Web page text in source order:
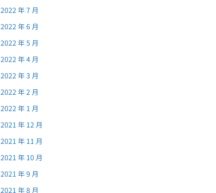
2022 年 7 月
2022 年 6 月
2022 年 5 月
2022 年 4 月
2022 年 3 月
2022 年 2 月
2022 年 1 月
2021 年 12 月
2021 年 11 月
2021 年 10 月
2021 年 9 月
2021 年 8 月